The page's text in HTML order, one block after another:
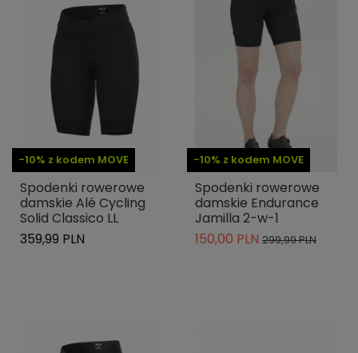
-10% z kodem MOVE
Spodenki rowerowe
damskie Alé Cycling
Solid Classico LL
359,99 PLN
-10% z kodem MOVE
Spodenki rowerowe
damskie Endurance
Jamilla 2-w-1
150,00 PLN 299,99 PLN